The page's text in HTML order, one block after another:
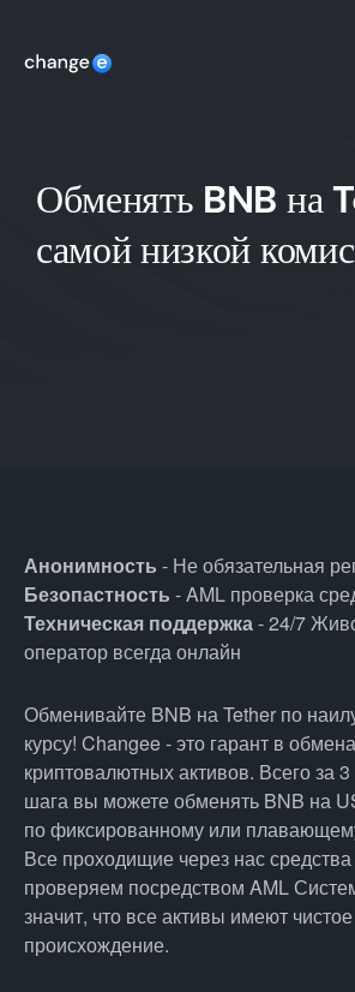
Обменять BNB на
самой низкой
Анонимность - Не обязательная
Безопастность - AML проверка
Техническая поддержка- 24/7
оператор всегда онлайн
Обменивайте BNB на Tether по
курсу! Changee - это гарант в
криптовалютных активов. Всего за
шага вы можете обменять BNB на
по фиксированному или
Все проходищие через нас
проверяем посредством AML
значит, что все активы имеют чистое
происхождение.